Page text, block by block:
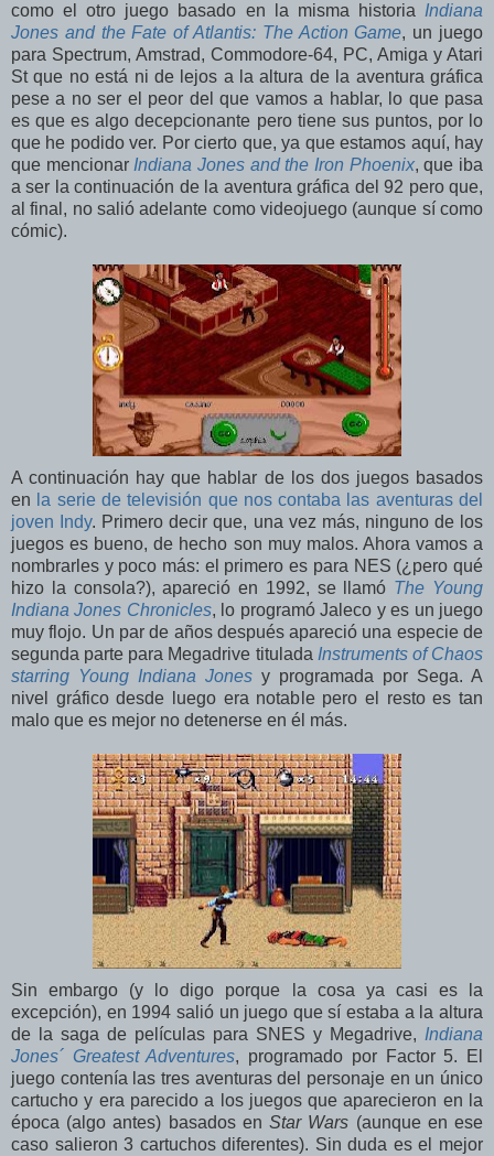
como el otro juego basado en la misma historia Indiana
Jones and the Fate of Atlantis: The Action Game, un juego
para Spectrum, Amstrad, Commodore-64, PC, Amiga y Atari
St que no está ni de lejos a la altura de la aventura gráfica
pese a no ser el peor del que vamos a hablar, lo que pasa
es que es algo decepcionante pero tiene sus puntos, por lo
que he podido ver. Por cierto que, ya que estamos aquí, hay
que mencionar Indiana Jones and the Iron Phoenix, que iba
a ser la continuación de la aventura gráfica del 92 pero que,
al final, no salió adelante como videojuego (aunque sí como
cómic).
A continuación hay que hablar de los dos juegos basados
en la serie de televisión que nos contaba las aventuras del
joven Indy. Primero decir que, una vez más, ninguno de los
juegos es bueno, de hecho son muy malos. Ahora vamos a
nombrarles y poco más: el primero es para NES (¿pero qué
hizo la consola?), apareció en 1992, se llamó The Young
Indiana Jones Chronicles, lo programó Jaleco y es un juego
muy flojo. Un par de años después apareció una especie de
segunda parte para Megadrive titulada Instruments of Chaos
starring Young Indiana Jones y programada por Sega. A
nivel gráfico desde luego era notable pero el resto es tan
malo que es mejor no detenerse en él más.
Sin embargo (y lo digo porque la cosa ya casi es la
excepción), en 1994 salió un juego que sí estaba a la altura
de la saga de películas para SNES y Megadrive, Indiana
Jones´ Greatest Adventures, programado por Factor 5. El
juego contenía las tres aventuras del personaje en un único
cartucho y era parecido a los juegos que aparecieron en la
época (algo antes) basados enStar Wars (aunque en ese
caso salieron 3 cartuchos diferentes). Sin duda es el mejor